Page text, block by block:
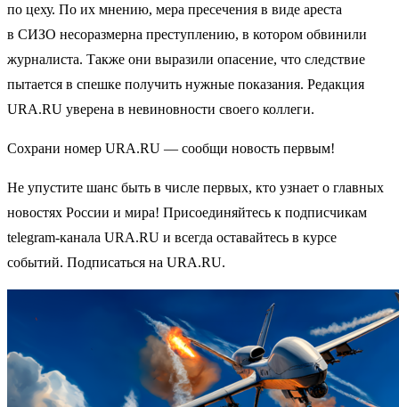
по цеху. По их мнению, мера пресечения в виде ареста
в СИЗО несоразмерна преступлению, в котором обвинили
журналиста. Также они выразили опасение, что следствие
пытается в спешке получить нужные показания. Редакция
URA.RU уверена в невиновности своего коллеги.
Сохрани номер URA.RU — сообщи новость первым!
Не упустите шанс быть в числе первых, кто узнает о главных
новостях России и мира! Присоединяйтесь к подписчикам
telegram-канала URA.RU и всегда оставайтесь в курсе
событий. Подписаться на URA.RU.